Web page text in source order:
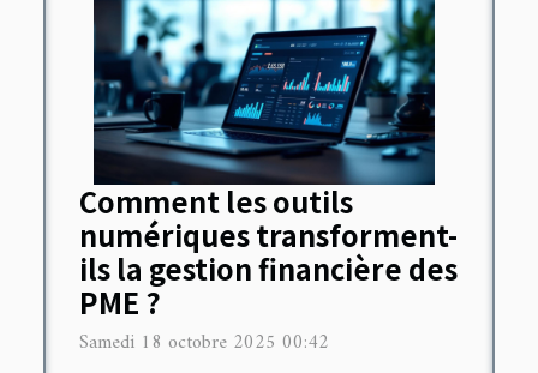
Comment les outils
numériques transforment-
ils la gestion financière des
PME ?
Samedi 18 octobre 2025 00:42